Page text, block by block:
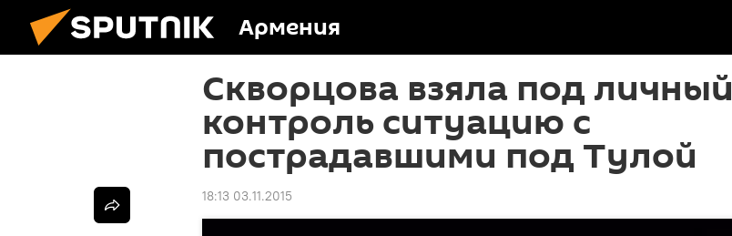
Армения
Скворцова взяла под личный
контроль ситуацию с
пострадавшими под Тулой
18:13 03.11.2015